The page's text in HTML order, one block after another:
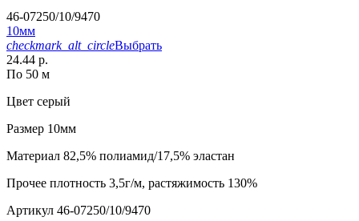
46-07250/10/9470
10мм
checkmark_alt_circleВыбрать
24.44 р.
По 50 м
Цвет серый
Размер 10мм
Материал 82,5% полиамид/17,5% эластан
Прочее плотность 3,5г/м, растяжимость 130%
Артикул 46-07250/10/9470